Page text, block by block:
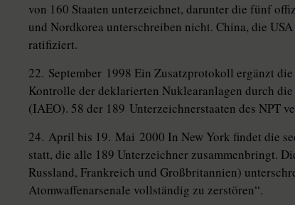
von 160 Staaten unterzeichnet, darunter die fünf
und Nordkorea unterschreiben nicht. China, die
ratifiziert.
22. September 1998 Ein Zusatzprotokoll ergänzt
Kontrolle der deklarierten Nuklearanlagen durch
(IAEO). 58 der 189 Unterzeichnerstaaten des NPT
24. April bis 19. Mai 2000 In New York findet die
statt, die alle 189 Unterzeichner zusammenbringt.
Russland, Frankreich und Großbritannien)
Atomwaffenarsenale vollständig zu zerstören“.